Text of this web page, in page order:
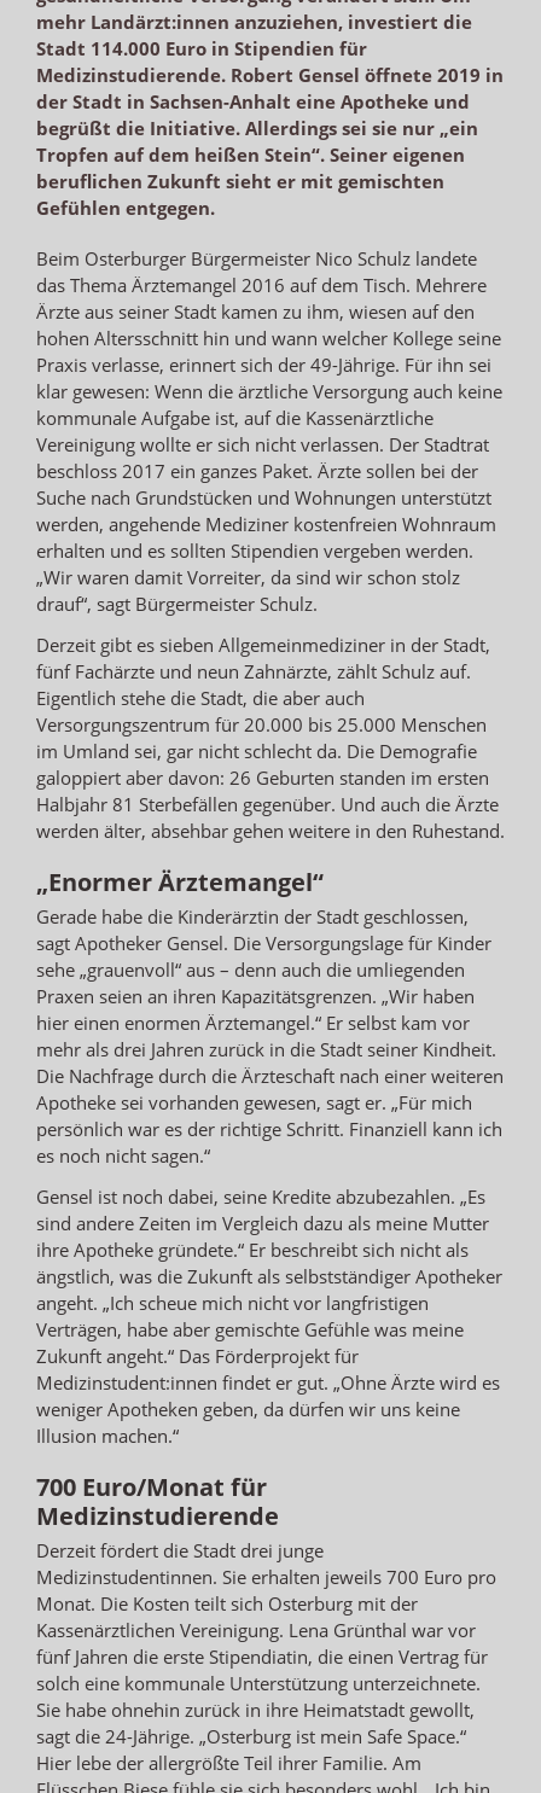
mehr Landärzt:innen anzuziehen, investiert die
Stadt 114.000 Euro in Stipendien für
Medizinstudierende. Robert Gensel öffnete 2019 in
der Stadt in Sachsen-Anhalt eine Apotheke und
begrüßt die Initiative. Allerdings sei sie nur „ein
Tropfen auf dem heißen Stein“. Seiner eigenen
beruflichen Zukunft sieht er mit gemischten
Gefühlen entgegen.
Beim Osterburger Bürgermeister Nico Schulz landete
das Thema Ärztemangel 2016 auf dem Tisch. Mehrere
Ärzte aus seiner Stadt kamen zu ihm, wiesen auf den
hohen Altersschnitt hin und wann welcher Kollege seine
Praxis verlasse, erinnert sich der 49-Jährige. Für ihn sei
klar gewesen: Wenn die ärztliche Versorgung auch keine
kommunale Aufgabe ist, auf die Kassenärztliche
Vereinigung wollte er sich nicht verlassen. Der Stadtrat
beschloss 2017 ein ganzes Paket. Ärzte sollen bei der
Suche nach Grundstücken und Wohnungen unterstützt
werden, angehende Mediziner kostenfreien Wohnraum
erhalten und es sollten Stipendien vergeben werden.
„Wir waren damit Vorreiter, da sind wir schon stolz
drauf“, sagt Bürgermeister Schulz.
Derzeit gibt es sieben Allgemeinmediziner in der Stadt,
fünf Fachärzte und neun Zahnärzte, zählt Schulz auf.
Eigentlich stehe die Stadt, die aber auch
Versorgungszentrum für 20.000 bis 25.000 Menschen
im Umland sei, gar nicht schlecht da. Die Demografie
galoppiert aber davon: 26 Geburten standen im ersten
Halbjahr 81 Sterbefällen gegenüber. Und auch die Ärzte
werden älter, absehbar gehen weitere in den Ruhestand.
„Enormer Ärztemangel“
Gerade habe die Kinderärztin der Stadt geschlossen,
sagt Apotheker Gensel. Die Versorgungslage für Kinder
sehe „grauenvoll“ aus – denn auch die umliegenden
Praxen seien an ihren Kapazitätsgrenzen. „Wir haben
hier einen enormen Ärztemangel.“ Er selbst kam vor
mehr als drei Jahren zurück in die Stadt seiner Kindheit.
Die Nachfrage durch die Ärzteschaft nach einer weiteren
Apotheke sei vorhanden gewesen, sagt er. „Für mich
persönlich war es der richtige Schritt. Finanziell kann ich
es noch nicht sagen.“
Gensel ist noch dabei, seine Kredite abzubezahlen. „Es
sind andere Zeiten im Vergleich dazu als meine Mutter
ihre Apotheke gründete.“ Er beschreibt sich nicht als
ängstlich, was die Zukunft als selbstständiger Apotheker
angeht. „Ich scheue mich nicht vor langfristigen
Verträgen, habe aber gemischte Gefühle was meine
Zukunft angeht.“ Das Förderprojekt für
Medizinstudent:innen findet er gut. „Ohne Ärzte wird es
weniger Apotheken geben, da dürfen wir uns keine
Illusion machen.“
700 Euro/Monat für
Medizinstudierende
Derzeit fördert die Stadt drei junge
Medizinstudentinnen. Sie erhalten jeweils 700 Euro pro
Monat. Die Kosten teilt sich Osterburg mit der
Kassenärztlichen Vereinigung. Lena Grünthal war vor
fünf Jahren die erste Stipendiatin, die einen Vertrag für
solch eine kommunale Unterstützung unterzeichnete.
Sie habe ohnehin zurück in ihre Heimatstadt gewollt,
sagt die 24-Jährige. „Osterburg ist mein Safe Space.“
Hier lebe der allergrößte Teil ihrer Familie. Am